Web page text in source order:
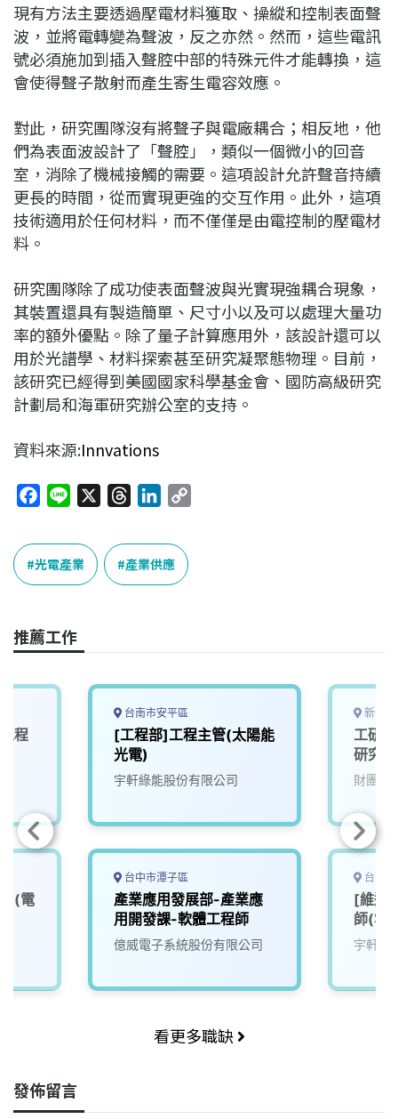
現有方法主要透過壓電材料獲取、操縱和控制表面聲
波，並將電轉變為聲波，反之亦然。然而，這些電訊
號必須施加到插入聲腔中部的特殊元件才能轉換，這
會使得聲子散射而產生寄生電容效應。
對此，研究團隊沒有將聲子與電廠耦合；相反地，他
們為表面波設計了「聲腔」，類似一個微小的回音
室，消除了機械接觸的需要。這項設計允許聲音持續
更長的時間，從而實現更強的交互作用。此外，這項
技術適用於任何材料，而不僅僅是由電控制的壓電材
料。
研究團隊除了成功使表面聲波與光實現強耦合現象，
其裝置還具有製造簡單、尺寸小以及可以處理大量功
率的額外優點。除了量子計算應用外，該設計還可以
用於光譜學、材料探索甚至研究凝聚態物理。目前，
該研究已經得到美國國家科學基金會、國防高級研究
計劃局和海軍研究辦公室的支持。
資料來源:Innvations
c
e
b
o
k
n
e
r
e
a
n
k
e
n
k
光電產業 產業供應
推薦工作
程
)(電
台南市安平區
[工程部]工程主管(太陽能
光電)
宇軒綠能股份有限公司
台中市潭子區
產業應用發展部-產業應
用開發課-軟體工程師
億威電子系統股份有限公司
新竹
工研
研究
財團法
台南
[維運
師(雲
宇軒綠
看更多職缺
發佈留言